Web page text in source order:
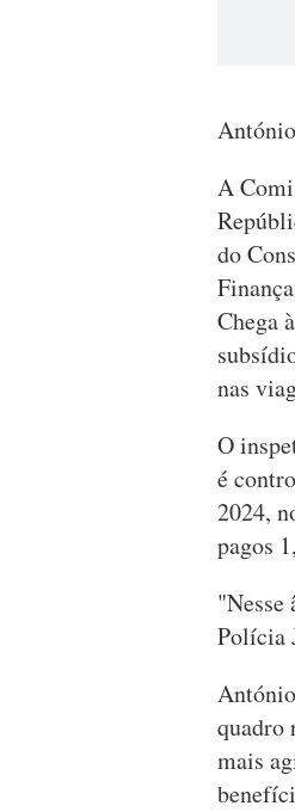
A
do
Chega
nas
O
é
2024,
pagos
Polícia
quadro
mais